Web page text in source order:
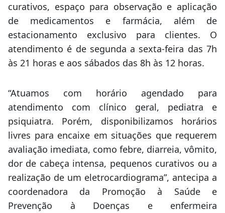
curativos, espaço para observação e aplicação
de medicamentos e farmácia, além de
estacionamento exclusivo para clientes. O
atendimento é de segunda a sexta-feira das 7h
às 21 horas e aos sábados das 8h às 12 horas.
“Atuamos com horário agendado para
atendimento com clínico geral, pediatra e
psiquiatra. Porém, disponibilizamos horários
livres para encaixe em situações que requerem
avaliação imediata, como febre, diarreia, vômito,
dor de cabeça intensa, pequenos curativos ou a
realização de um eletrocardiograma”, antecipa a
coordenadora da Promoção à Saúde e
Prevenção à Doenças e enfermeira